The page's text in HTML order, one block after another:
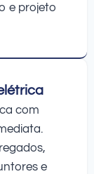
e projeto
com
e